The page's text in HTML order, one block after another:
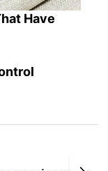
Have
Заочників та